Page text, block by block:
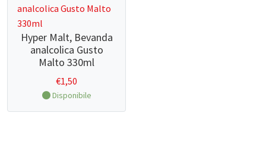
SOUK
MACELLERIA
INGROSSO
CHI SIAMO
Hyper Malt, Bevanda
analcolica Gusto
Malto 330ml
€1,50
Disponibile